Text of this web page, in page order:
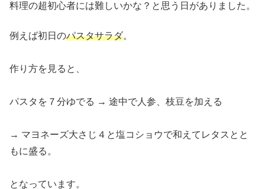
料理の超初心者には難しいかな？と思う日がありました。
例えば初日のパスタサラダ。
作り方を見ると、
パスタを７分ゆでる → 途中で人参、枝豆を加える
→ マヨネーズ大さじ４と塩コショウで和えてレタスとと
もに盛る。
となっています。